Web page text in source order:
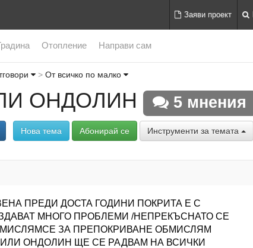
Заяви проект
Отопление Направи сам
От всичко по малко
ОНДОЛИН 5 мнения
Нова тема Абонирай се Инструменти за темата
ПРЕДИ ДОСТА ГОДИНИ ПОКРИТА Е С
МНОГО ПРОБЛЕМИ /НЕПРЕКЪСНАТО СЕ
ЗА ПРЕПОКРИВАНЕ ОБМИСЛЯМ
ОНДОЛИН ЩЕ СЕ РАДВАМ НА ВСИЧКИ